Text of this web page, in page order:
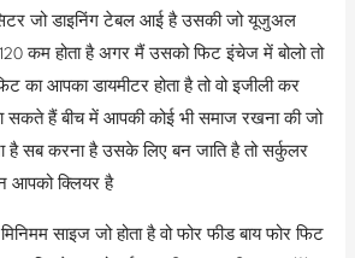
जो डाइनिंग टेबल आई है उसकी जो यूजुअल
कम होता है अगर मैं उसको फिट इंचेज में बोलो तो
का आपका डायमीटर होता है तो वो इजीली कर
हैं बीच में आपकी कोई भी समाज रखना की जो
सब करना है उसके लिए बन जाति है तो सर्कुलर
आपको क्लियर है
साइज जो होता है वो फोर फीड बाय फोर फिट